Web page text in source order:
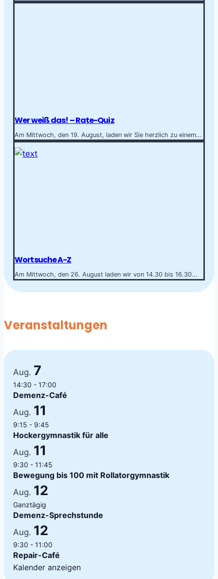
Wer weiß das! – Rate-Quiz
Am Mittwoch, den 19. August, laden wir Sie herzlich zu einem...
Wortsuche A-Z
Am Mittwoch, den 26. August laden wir von 14.30 bis 16.30...
Veranstaltungen
Aug. 7
14:30 -17:00
Demenz-Café
Aug. 11
9:15 - 9:45
Hockergymnastik für alle
Aug. 11
9:30 -11:45
Bewegung bis 100 mit Rollatorgymnastik
Aug. 12
Ganztägig
Demenz-Sprechstunde
Aug. 12
9:30 -11:00
Repair-Café
Kalender anzeigen